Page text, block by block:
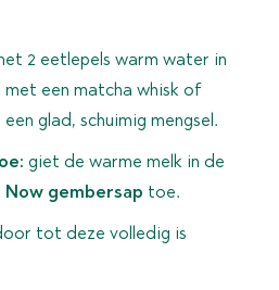
2 eetlepels warm water in
met een matcha whisk of
glad, schuimig mengsel.
giet de warme melk in de
Now gembersap toe.
tot deze volledig is